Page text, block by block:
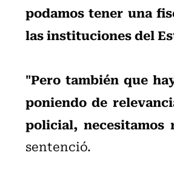
podamos tener una
las instituciones del
"Pero también que
poniendo de
policial,
sentenció.